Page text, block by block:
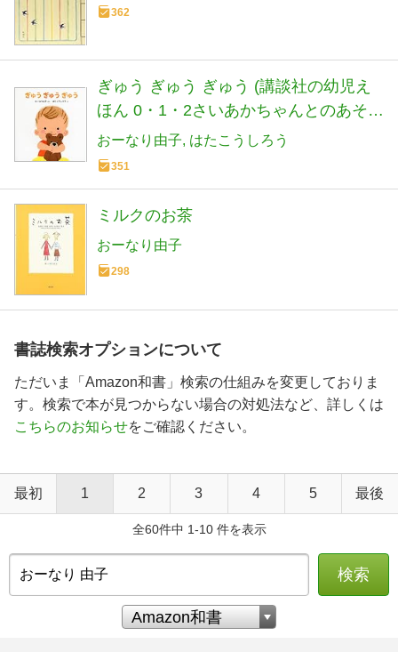
362
ぎゅう ぎゅう ぎゅう (講談社の幼児え
ほん 0・1・2さいあかちゃんとのあそび
えほん)
おーなり由子 はたこうしろう
351
ミルクのお茶
おーなり由子
298
書誌検索オプションについて
ただいま「Amazon和書」検索の仕組みを変更しておりま
す。検索で本が見つからない場合の対処法など、詳しくは
こちらのお知らせをご確認ください。
最初 1 2 3 4 5 最後
全60件中 1-10 件を表示
検索